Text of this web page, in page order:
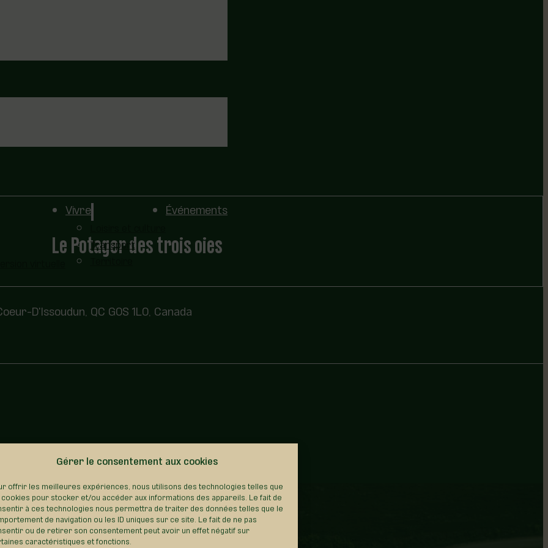
Gérer le consentement aux cookies
offrir les meilleures expériences, nous utilisons des technologies telles que
cookies pour stocker et/ou accéder aux informations des appareils. Le fait de
à ces technologies nous permettra de traiter des données telles que le
de navigation ou les ID uniques sur ce site. Le fait de ne pas
ou de retirer son consentement peut avoir un effet négatif sur
caractéristiques et fonctions.
Vivre
Transport
Territoire
Événements
Le Potager des trois oies
D'Issoudun, QC G0S 1L0, Canada
REVENIR AU RÉPERTOIRE